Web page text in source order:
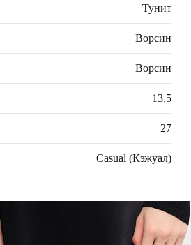
Тунит
Ворсин
Ворсин
13,5
27
Casual (Кэжуал)